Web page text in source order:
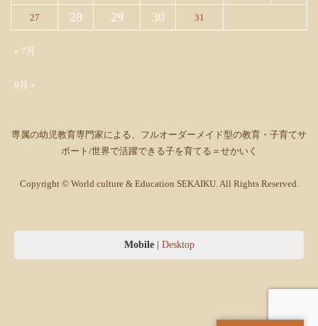
27 28 29 30 31
« 7月
9月 »
専属の幼児教育専門家による、フルオーダーメイド型の教育・子育てサ
ポート/世界で活躍できる子を育てる＝せかいく
Copyright © World culture & Education SEKAIKU. All Rights Reserved.
Mobile| Desktop